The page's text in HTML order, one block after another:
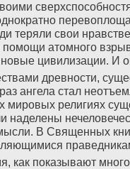
теряли свои
атомного
цивилизации. И
древности,
ангела стал
мировых религиях
наделены
В Священных
как показывают